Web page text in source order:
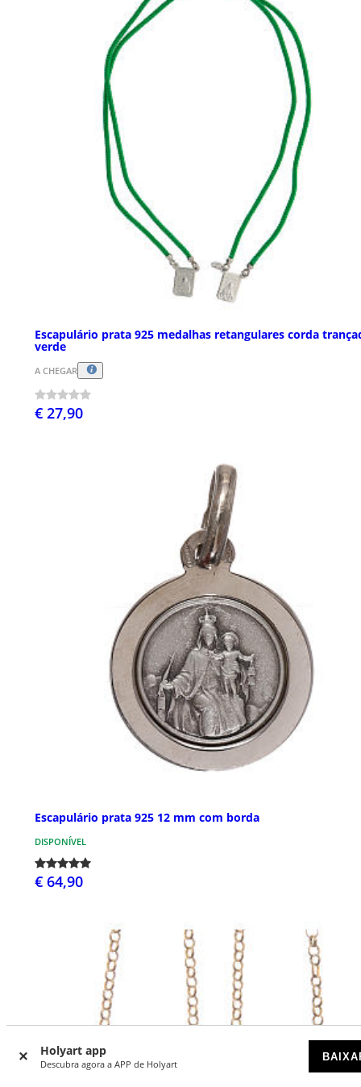
Holyart app
Descubra agora a APP de Holyart
Escapulário prata 925 medalhas retangulares corda
verde
A CHEGAR
€ 27,90
Escapulário prata 925 12 mm com borda
DISPONÍVEL
€ 64,90